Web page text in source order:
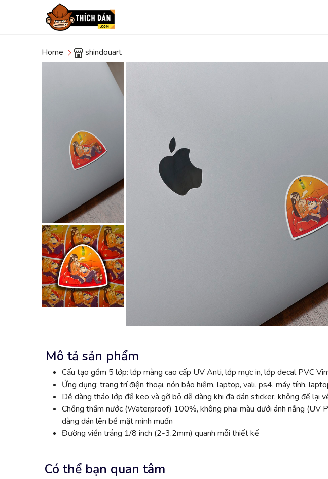
Home shindouart
Mô tả sản phẩm
Cấu tạo gồm 5 lớp: lớp màng cao cấp UV Anti, lớp mực in, lớp decal PVC
Ứng dụng: trang trí điện thoại, nón bảo hiểm, laptop, vali, ps4, máy tính,
Dễ dàng tháo lớp đế keo và gỡ bỏ dễ dàng khi đã dán sticker, không để lại
Chống thấm nước (Waterproof) 100%, không phai màu dưới ánh nắng (UV
dàng dán lên bề mặt mình muốn
Đường viền trắng 1/8 inch (2-3.2mm) quanh mỗi thiết kế
Có thể bạn quan tâm